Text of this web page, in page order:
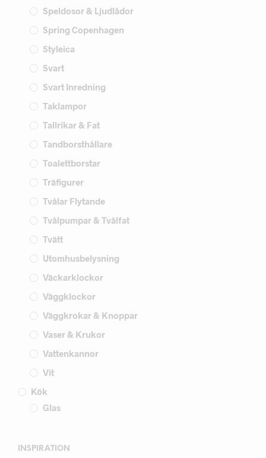
Speldosor & Ljudlådor
Spring Copenhagen
Styleica
Svart
Svart Inredning
Taklampor
Tallrikar & Fat
Tandborsthållare
Toalettborstar
Träfigurer
Tvålar Flytande
Tvålpumpar & Tvålfat
Tvätt
Utomhusbelysning
Väckarklockor
Väggklockor
Väggkrokar & Knoppar
Vaser & Krukor
Vattenkannor
Vit
Kök
Glas
INSPIRATION